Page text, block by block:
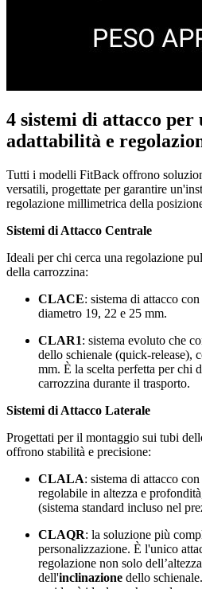
4 sistemi di attacco per
adattabilità e
Tutti i modelli FitBack offrono
versatili, progettate per garantire
regolazione millimetrica della
Sistemi di Attacco Centrale
Ideali per chi cerca una regolazione
della carrozzina:
CLACE: sistema di attacco
diametro 19, 22 e 25 mm.
CLAR1: sistema evoluto che
dello schienale (quick-release),
mm. È la scelta perfetta per chi
carrozzina durante il trasporto.
Sistemi di Attacco Laterale
Progettati per il montaggio sui tubi
offrono stabilità e precisione:
CLALA: sistema di attacco
regolabile in altezza e
(sistema standard incluso nel
CLAQR: la soluzione più
personalizzazione. È l'unico
regolazione non solo
dell'inclinazione dello